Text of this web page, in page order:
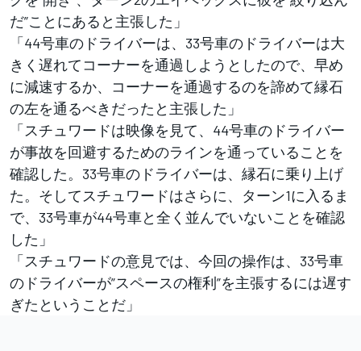
だ”ことにあると主張した」
「44号車のドライバーは、33号車のドライバーは大
きく遅れてコーナーを通過しようとしたので、早め
に減速するか、コーナーを通過するのを諦めて縁石
の左を通るべきだったと主張した」
「スチュワードは映像を見て、44号車のドライバー
が事故を回避するためのラインを通っていることを
確認した。33号車のドライバーは、縁石に乗り上げ
た。そしてスチュワードはさらに、ターン1に入るま
で、33号車が44号車と全く並んでいないことを確認
した」
「スチュワードの意見では、今回の操作は、33号車
のドライバーが”スペースの権利”を主張するには遅す
ぎたということだ」